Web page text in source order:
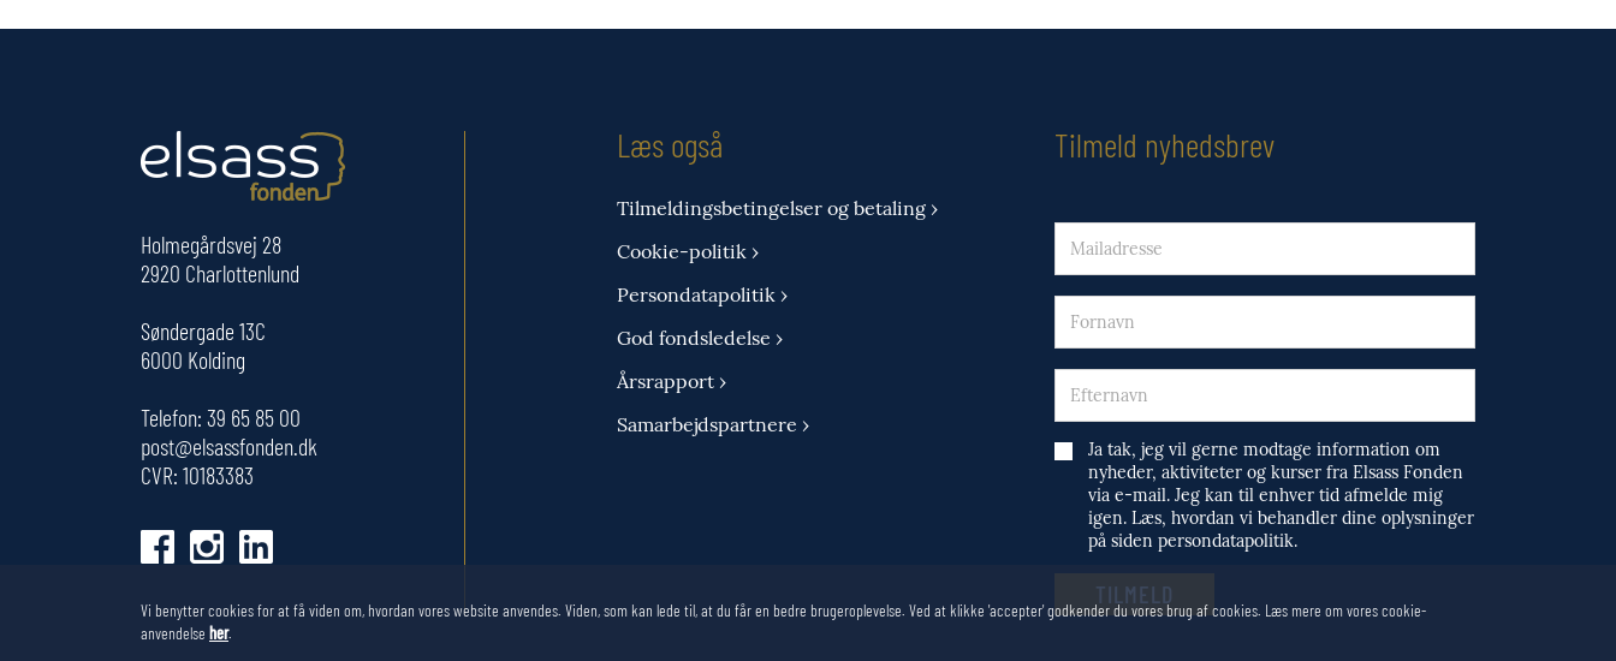
Holmegårdsvej 28
2920 Charlottenlund
Søndergade 13C
6000 Kolding
Telefon: 39 65 85 00
post@elsassfonden.dk
CVR: 10183383
Læs også
Tilmeldingsbetingelser og betaling ›
Cookie-politik ›
Persondatapolitik ›
God fondsledelse ›
Årsrapport ›
Samarbejdspartnere ›
Tilmeld nyhedsbrev
Ja tak, jeg vil gerne modtage information om
nyheder, aktiviteter og kurser fra Elsass Fonden
via e-mail. Jeg kan til enhver tid afmelde mig
igen. Læs, hvordan vi behandler dine oplysninger
på siden persondatapolitik.
Vi benytter cookies for at få viden om, hvordan vores website anvendes. Viden, som kan lede til, at du får en bedre brugeroplevelse. Ved at klikke 'accepter' godkender du vores brug af cookies. Læs mere om vores cookie-
anvendelse her.